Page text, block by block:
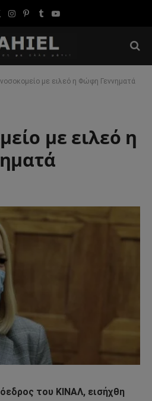
Instagram
Pinterest
TumblrYouTube
με ειλεό η Φώφη Γεννηματά
με ειλεό η
του ΚΙΝΑΛ, εισήχθη